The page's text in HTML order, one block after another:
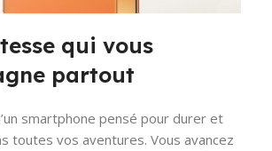
qui vous
partout
smartphone pensé pour durer et
toutes vos aventures. Vous avancez